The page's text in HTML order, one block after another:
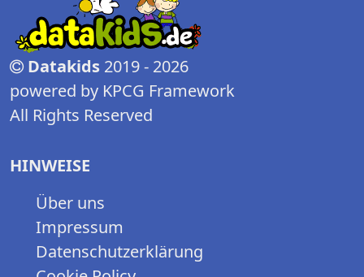
Datakids 2019 - 2026
powered by KPCG Framework
All Rights Reserved
HINWEISE
Über uns
Impressum
Datenschutzerklärung